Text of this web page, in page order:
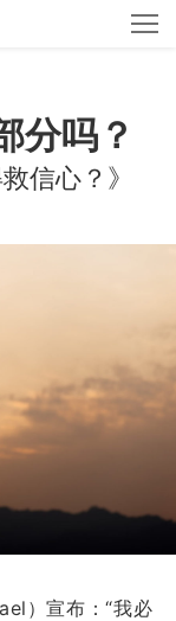
分吗？
信心？》
）宣布：“我必